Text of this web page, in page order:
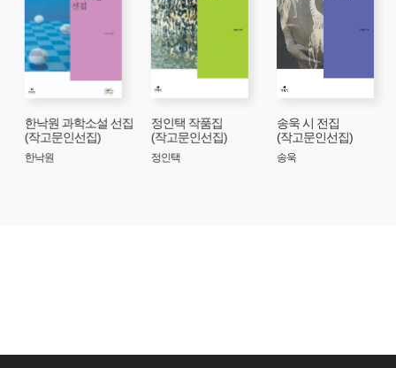
문학소위원회에서 정식으로 논의되었다. 그 결과, 한국의
문화예술의 바탕을 공고히 하기 위한 공적 작업의 일환으로,
문학사의 변두리에 방치되어 있다시피 한 한국문학의
유산들을 체계적으로 정리, 보존하기로 결정되었다. 그리고
작업의 과정에서 새로운 의미나 새로운 자료가 재발견될
가능성도 예측되었다. 그러나 방대한 문학적 유산을 정리하고
보존하는 것은 시간과 경비와 품이 많이 드는 어려운 일이다.
최초로 이 선집을 구상하고 기획하고 실천에 옮겼던
공간으로서 마련된 것이다. 문인이나 문학연구자들뿐만
한낙원 과학소설 선집
(작고문인선집)
한낙원
정인택 작품집
(작고문인선집)
정인택
송욱 시 전집
(작고문인선집)
송욱